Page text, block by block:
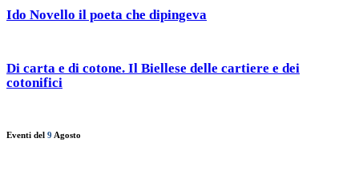
Ido Novello il poeta che dipingeva
Di carta e di cotone. Il Biellese delle cartiere e dei
cotonifici
Eventi del 9 Agosto